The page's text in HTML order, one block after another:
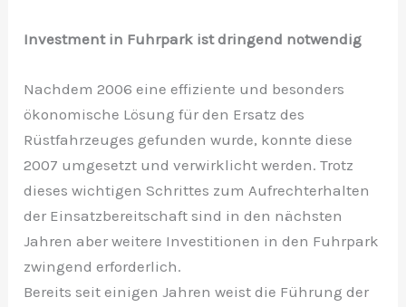
Investment in Fuhrpark ist dringend notwendig
Nachdem 2006 eine effiziente und besonders
ökonomische Lösung für den Ersatz des
Rüstfahrzeuges gefunden wurde, konnte diese
2007 umgesetzt und verwirklicht werden. Trotz
dieses wichtigen Schrittes zum Aufrechterhalten
der Einsatzbereitschaft sind in den nächsten
Jahren aber weitere Investitionen in den Fuhrpark
zwingend erforderlich.
Bereits seit einigen Jahren weist die Führung der